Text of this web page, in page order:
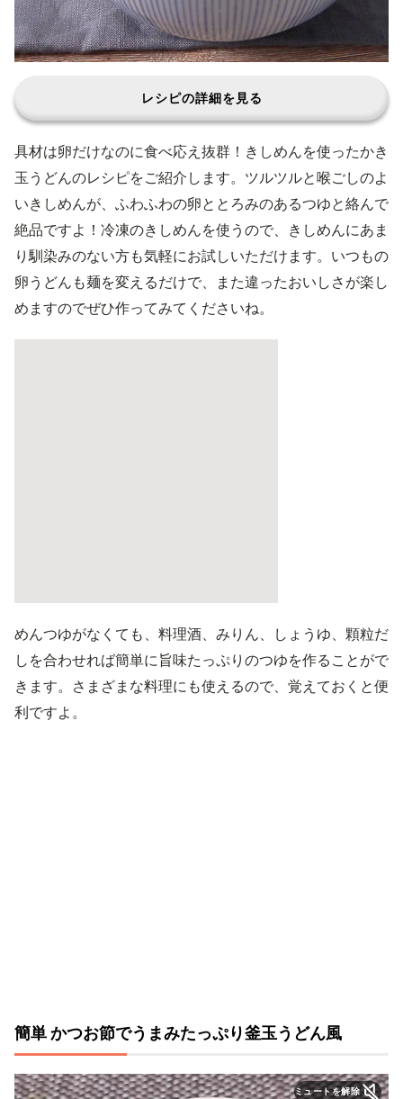
レシピの詳細を見る
具材は卵だけなのに食べ応え抜群！きしめんを使ったかき
玉うどんのレシピをご紹介します。ツルツルと喉ごしのよ
いきしめんが、ふわふわの卵ととろみのあるつゆと絡んで
絶品ですよ！冷凍のきしめんを使うので、きしめんにあま
り馴染みのない方も気軽にお試しいただけます。いつもの
卵うどんも麺を変えるだけで、また違ったおいしさが楽し
めますのでぜひ作ってみてくださいね。
めんつゆがなくても、料理酒、みりん、しょうゆ、顆粒だ
しを合わせれば簡単に旨味たっぷりのつゆを作ることがで
きます。さまざまな料理にも使えるので、覚えておくと便
利ですよ。
簡単 かつお節でうまみたっぷり釜玉うどん風
ミュートを解除